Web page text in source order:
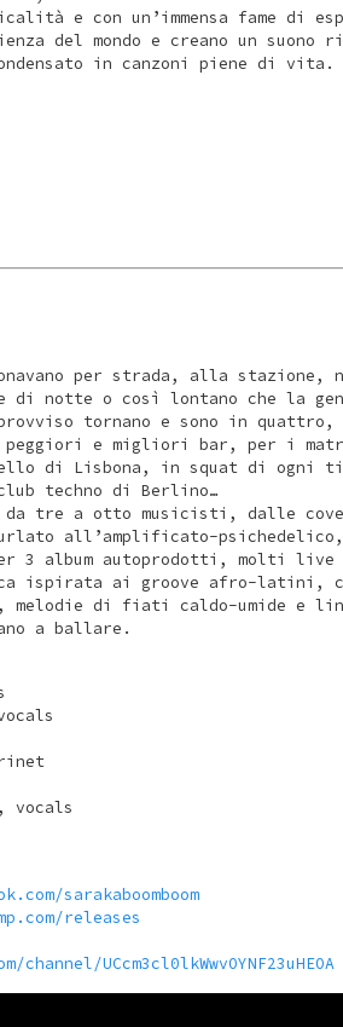
e con un’immensa fame di
del mondo e creano un suono
in canzoni piene di vita.
per strada, alla stazione,
notte o così lontano che la
tornano e sono in
peggiori e migliori bar, per i
di Lisbona, in squat di ogni
techno di Berlino…
da tre a otto musicisti, dalle
all’amplificato-
3 album autoprodotti, molti
ispirata ai groove afro-latini,
di fiati caldo-umide e
a ballare.
vocals
sarakaboomboom
releases
UCcm3cl0lkWwvOYNF23uHEOA